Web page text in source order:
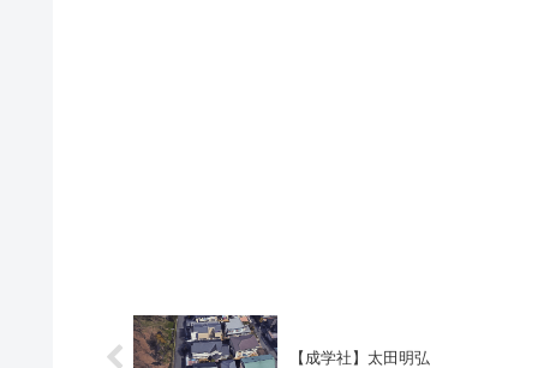
【成学社】太田明弘